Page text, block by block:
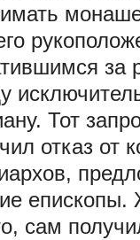
за
Тот
отказ от
епископы.
сам